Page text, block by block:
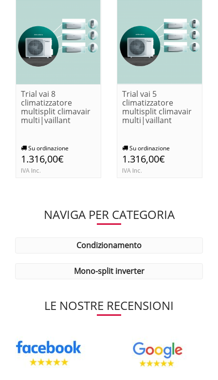
Trial vai 8
climatizzatore
multisplit climavair
multi|vaillant
Su ordinazione
1.316,00€
IVA Inc.
Trial vai 5
climatizzatore
multisplit climavair
multi|vaillant
Su ordinazione
1.316,00€
IVA Inc.
NAVIGA PER CATEGORIA
condizionamento
mono-split inverter
LE NOSTRE RECENSIONI